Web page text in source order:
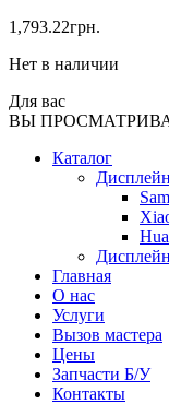
1,793.22грн.
Нет в наличии
Для вас
ВЫ
Каталог
Главная
О нас
Услуги
Вызов мастера
Цены
Запчасти Б/У
Контакты